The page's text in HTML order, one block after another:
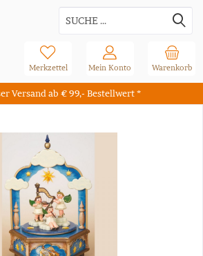
Versand ab € 99,- Bestellwert *
Warenkorb
Merkzettel Mein Konto